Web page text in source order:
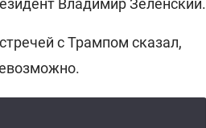
Владимир Зеленский.
с Трампом сказал,